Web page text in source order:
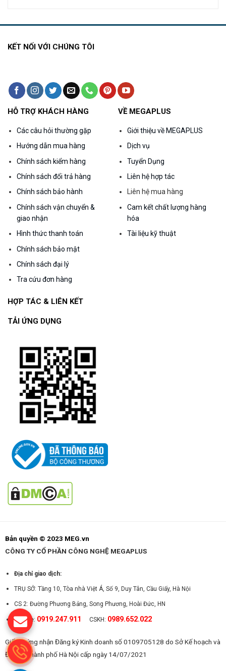
KẾT NỐI VỚI CHÚNG TÔI
HỖ TRỢ KHÁCH HÀNG
Các câu hỏi thường gặp
Hướng dẫn mua hàng
Chính sách kiểm hàng
Chính sách đổi trả hàng
Chính sách bảo hành
Chính sách vận chuyển &
giao nhận
Hình thức thanh toán
Chính sách bảo mật
Chính sách đại lý
Tra cứu đơn hàng
VỀ MEGAPLUS
Giới thiệu về MEGAPLUS
Dịch vụ
Tuyển Dụng
Liên hệ hợp tác
Liên hệ mua hàng
Cam kết chất lượng hàng
hóa
Tài liệu kỹ thuật
HỢP TÁC & LIÊN KẾT
TẢI ỨNG DỤNG
Bản quyền © 2023 MEG.vn
CÔNG TY CỔ PHẦN CÔNG NGHỆ MEGAPLUS
Địa chỉ giao dịch:
TRỤ SỞ: Tầng 10, Tòa nhà Việt Á, Số 9, Duy Tân, Cầu Giấy, Hà Nội
CS 2: Đường Phương Bảng, Song Phương, Hoài Đức, HN
Hotline: 0919.247.911 CSKH: 0989.652.022
Giấy chứng nhận Đăng ký Kinh doanh số 0109705128 do Sở Kế hoạch và
Đầu tư Thành phố Hà Nội cấp ngày 14/07/2021